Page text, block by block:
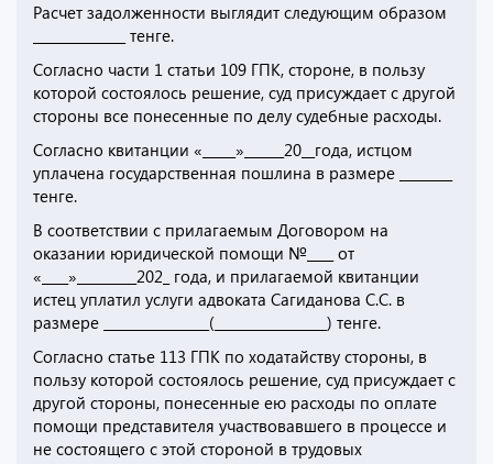
Расчет задолженности выглядит следующим образом
______________ тенге.
Согласно части 1 статьи 109 ГПК, стороне, в пользу
которой состоялось решение, суд присуждает с другой
стороны все понесенные по делу судебные расходы.
Согласно квитанции «_____»______20__года, истцом
уплачена государственная пошлина в размере ________
тенге.
В соответствии с прилагаемым Договором на
оказании юридической помощи №____ от
«____»_________202_ года, и прилагаемой квитанции
истец уплатил услуги адвоката Сагиданова С.С. в
размере ________________(_________________) тенге.
Согласно статье 113 ГПК по ходатайству стороны, в
пользу которой состоялось решение, суд присуждает с
другой стороны, понесенные ею расходы по оплате
помощи представителя участвовавшего в процессе и
не состоящего с этой стороной в трудовых